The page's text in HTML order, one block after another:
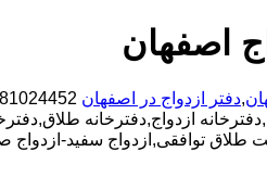
اصفهان
,دفتر ازدواج در اصفهان
ازدواج,دفترخانه
طلاق توافقی,ازدواج سفید-